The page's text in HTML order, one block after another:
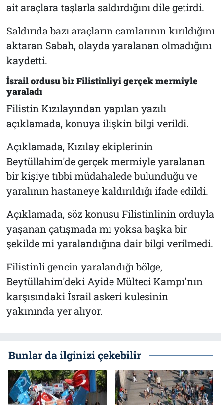
ait araçlara taşlarla saldırdığını dile getirdi.
Saldırıda bazı araçların camlarının kırıldığını
aktaran Sabah, olayda yaralanan olmadığını
kaydetti.
İsrail ordusu bir Filistinliyi gerçek mermiyle
yaraladı
Filistin Kızılayından yapılan yazılı
açıklamada, konuya ilişkin bilgi verildi.
Açıklamada, Kızılay ekiplerinin
Beytüllahim'de gerçek mermiyle yaralanan
bir kişiye tıbbi müdahalede bulunduğu ve
yaralının hastaneye kaldırıldığı ifade edildi.
Açıklamada, söz konusu Filistinlinin orduyla
yaşanan çatışmada mı yoksa başka bir
şekilde mi yaralandığına dair bilgi verilmedi.
Filistinli gencin yaralandığı bölge,
Beytüllahim'deki Ayide Mülteci Kampı'nın
karşısındaki İsrail askeri kulesinin
yakınında yer alıyor.
Bunlar da ilginizi çekebilir